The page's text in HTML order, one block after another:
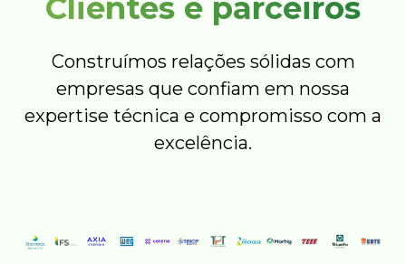
Clientes e parceiros
Construímos relações sólidas com
empresas que confiam em nossa
expertise técnica e compromisso com a
excelência.